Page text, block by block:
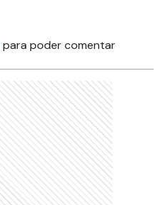
para poder comentar